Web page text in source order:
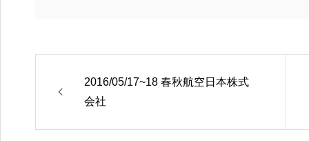
2016/05/17~18 春秋航空日本株式
会社